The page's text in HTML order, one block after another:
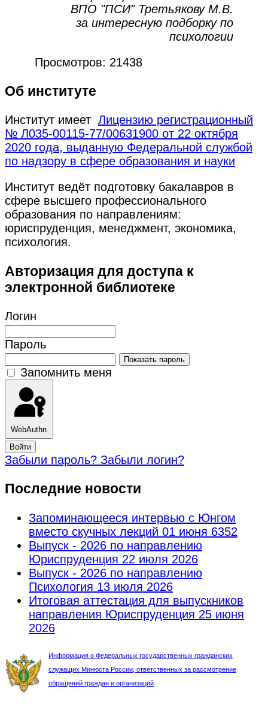
ВПО "ПСИ" Третьякову М.В.
за интересную подборку по
психологии
Просмотров: 21438
Об институте
Институт имеет Лицензию регистрационный
№ Л035-00115-77/00631900 от 22 октября
2020 года, выданную Федеральной службой
по надзору в сфере образования и науки
Институт ведёт подготовку бакалавров в
сфере высшего профессионального
образования по направлениям:
юриспруденция, менеджмент, экономика,
психология.
Авторизация для доступа к
электронной библиотеке
Логин
Пароль
Показать пароль
Запомнить меня
WebAuthn
Войти
Забыли пароль? Забыли логин?
Последние новости
Запоминающееся интервью с Юнгом
вместо скучных лекций 01 июня 6352
Выпуск - 2026 по направлению
Юриспруденция 22 июля 2026
Выпуск - 2026 по направлению
Психология 13 июля 2026
Итоговая аттестация для выпускников
направления Юриспруденция 25 июня
2026
Информация о Федеральных государственных гражданских
служащих Минюста России, ответственных за рассмотрение
обращений граждан и организаций